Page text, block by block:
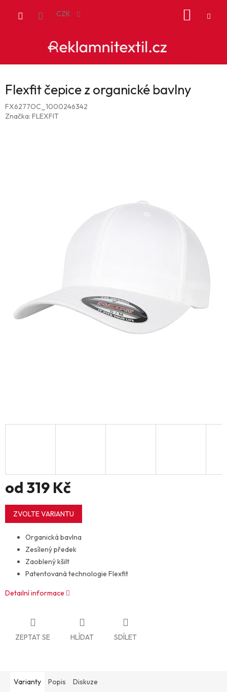
CZK
Flexfit čepice z organické bavlny
FX6277OC_1000246342
Značka: FLEXFIT
od 319 Kč
Měrná
cena:
ZVOLTE VARIANTU
Organická bavlna
Zesílený předek
Zaoblený kšilt
Patentovaná technologie Flexfit
Detailní informace
ZEPTAT SE HLÍDAT SDÍLET
Varianty Popis Diskuze